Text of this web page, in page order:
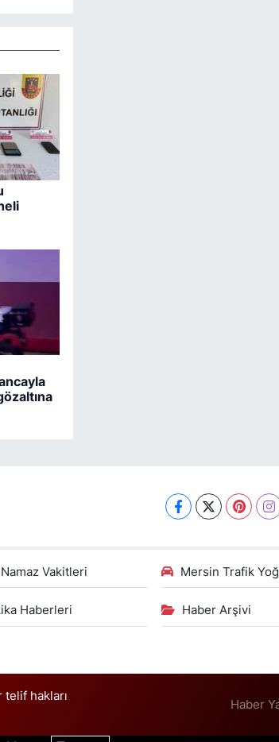
Vakitleri Mersin Trafik
Haberleri Haber Arşivi
hakları
Haber